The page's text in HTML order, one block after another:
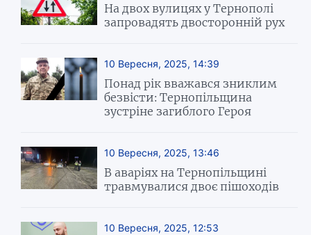
На двох вулицях у Тернополі
запровадять двосторонній рух
10 Вересня, 2025, 14:39
Понад рік вважався зниклим
безвісти: Тернопільщина
зустріне загиблого Героя
10 Вересня, 2025, 13:46
В аваріях на Тернопільщині
травмувалися двоє пішоходів
10 Вересня, 2025, 12:53